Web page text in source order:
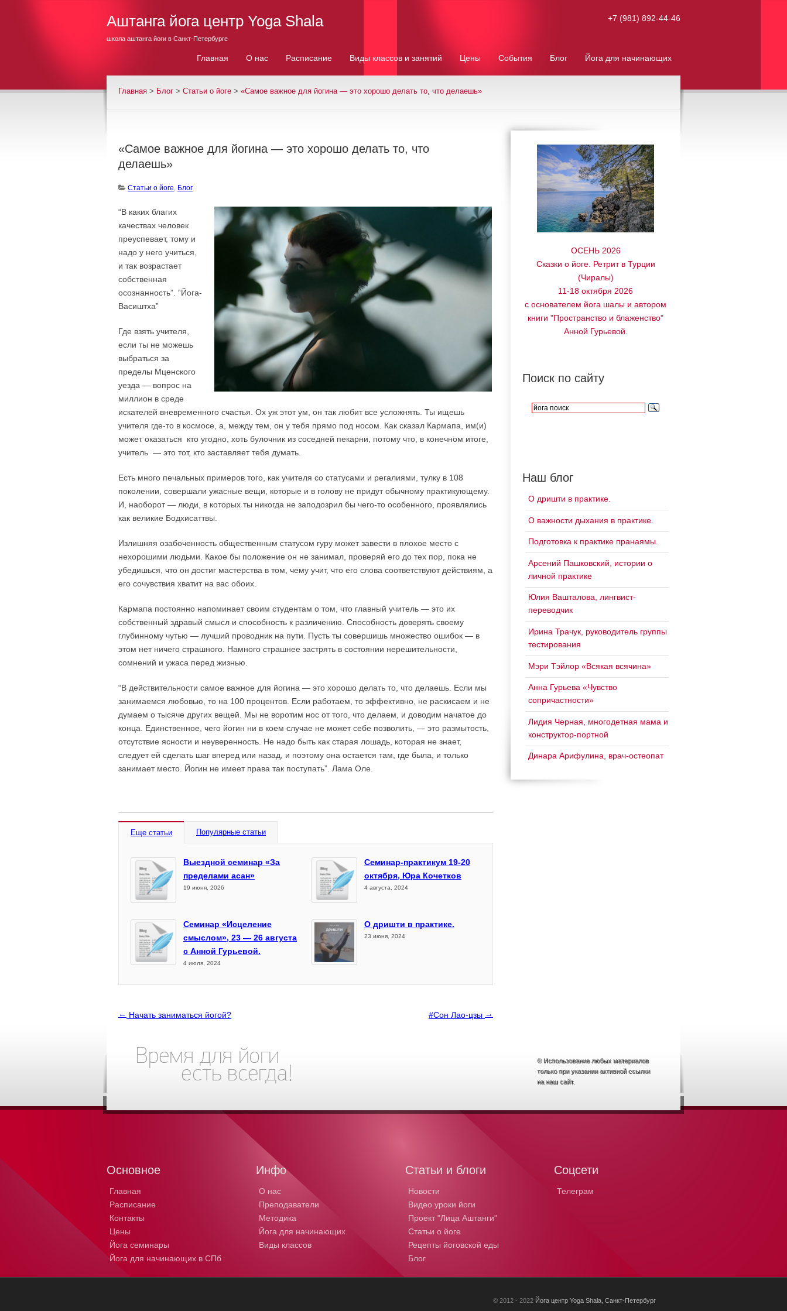
Аштанга йога центр Yoga Shala
школа аштанга йоги в Санкт-Петербурге
+7 (981) 892-44-46
Главная О нас Расписание Виды классов и занятий Цены События Блог Йога для начинающих
Главная > Блог > Cтатьи о йоге > «Самое важное для йогина — это хорошо делать то, что делаешь»
«Самое важное для йогина — это хорошо делать то, что
делаешь»
Cтатьи о йоге, Блог
“В каких благих
качествах человек
преуспевает, тому и
надо у него учиться,
и так возрастает
собственная
осознанность”. “Йога-
Васиштха”
Где взять учителя,
если ты не можешь
выбраться за
пределы Мценского
уезда — вопрос на
миллион в среде
искателей вневременного счастья. Ох уж этот ум, он так любит все усложнять. Ты ищешь
учителя где-то в космосе, а, между тем, он у тебя прямо под носом. Как сказал Кармапа, им(и)
может оказаться кто угодно, хоть булочник из соседней пекарни, потому что, в конечном итоге,
учитель — это тот, кто заставляет тебя думать.
Есть много печальных примеров того, как учителя со статусами и регалиями, тулку в 108
поколении, совершали ужасные вещи, которые и в голову не придут обычному практикующему.
И, наоборот — люди, в которых ты никогда не заподозрил бы чего-то особенного, проявлялись
как великие Бодхисаттвы.
Излишняя озабоченность общественным статусом гуру может завести в плохое место с
нехорошими людьми. Какое бы положение он не занимал, проверяй его до тех пор, пока не
убедишься, что он достиг мастерства в том, чему учит, что его слова соответствуют действиям, а
его сочувствия хватит на вас обоих.
Кармапа постоянно напоминает своим студентам о том, что главный учитель — это их
собственный здравый смысл и способность к различению. Способность доверять своему
глубинному чутью — лучший проводник на пути. Пусть ты совершишь множество ошибок — в
этом нет ничего страшного. Намного страшнее застрять в состоянии нерешительности,
сомнений и ужаса перед жизнью.
“В действительности самое важное для йогина — это хорошо делать то, что делаешь. Если мы
занимаемся любовью, то на 100 процентов. Если работаем, то эффективно, не раскисаем и не
думаем о тысяче других вещей. Мы не воротим нос от того, что делаем, и доводим начатое до
конца. Единственное, чего йогин ни в коем случае не может себе позволить, — это размытость,
отсутствие ясности и неуверенность. Не надо быть как старая лошадь, которая не знает,
следует ей сделать шаг вперед или назад, и поэтому она остается там, где была, и только
занимает место. Йогин не имеет права так поступать”. Лама Оле.
Еще статьи Популярные статьи
Выездной семинар «За
пределами асан»
19 июня, 2026
Семинар-практикум 19-20
октября, Юра Кочетков
4 августа, 2024
Семинар «Исцеление
смыслом», 23 — 26 августа
с Анной Гурьевой.
4 июля, 2024
О дришти в практике.
23 июня, 2024
← Начать заниматься йогой? #Сон Лао-цзы →
ОСЕНЬ 2026
Сказки о йоге. Ретрит в Турции
(Чиралы)
11-18 октября 2026
с основателем йога шалы и автором
книги "Пространство и блаженство"
Анной Гурьевой.
Поиск по сайту
Наш блог
О дришти в практике.
О важности дыхания в практике.
Подготовка к практике пранаямы.
Арсений Пашковский, истории о
личной практике
Юлия Вашталова, лингвист-
переводчик
Ирина Трачук, руководитель группы
тестирования
Мэри Тэйлор «Всякая всячина»
Анна Гурьева «Чувство
сопричастности»
Лидия Черная, многодетная мама и
конструктор-портной
Динара Арифулина, врач-остеопат
© Использование любых материалов
только при указании активной ссылки
на наш сайт.
Основное
Главная
Расписание
Контакты
Цены
Йога семинары
Йога для начинающих в СПб
Инфо
О нас
Преподаватели
Методика
Йога для начинающих
Виды классов
Статьи и блоги
Новости
Видео уроки йоги
Проект "Лица Аштанги"
Статьи о йоге
Рецепты йоговской еды
Блог
Соцсети
Телеграм
© 2012 - 2022 Йога центр Yoga Shala, Санкт-Петербург